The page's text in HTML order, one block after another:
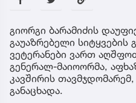
გიორგი ბარამიძის
გაუაზრებელი სიტყვების
ვეტერანები ვართ
გენერალ-მაიოორმა,
კავშირის
განაცხადა.